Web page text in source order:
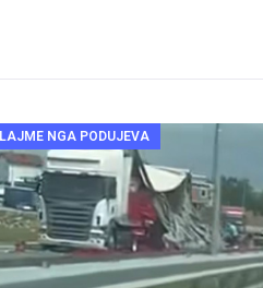
LAJME NGA PODUJEVA